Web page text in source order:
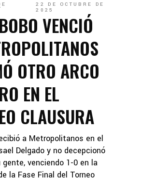
22 DE OCTUBRE DE
2025
VENCIÓ
OTRO ARCO
EN EL
CLAUSURA
a Metropolitanos en el
Delgado y no decepcionó
venciendo 1-0 en la
la Fase Final del Torneo